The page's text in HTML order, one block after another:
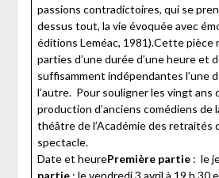
passions contradictoires, qui se
dessus tout, la vie évoquée avec
éditions Leméac, 1981).Cette
parties d’une durée d’une heure et
suffisamment indépendantes l’une
l’autre. Pour souligner les vingt ans
production d’anciens comédiens de
théâtre de l’Académie des retraités
spectacle.
Date et heurePremière partie: le
partie: le vendredi 3 avril à 19 h 30